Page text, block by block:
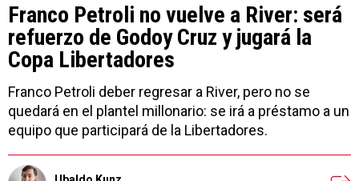
Franco Petroli no vuelve a River: será
refuerzo de Godoy Cruz y jugará la
Copa Libertadores
Franco Petroli deber regresar a River, pero no se
quedará en el plantel millonario: se irá a préstamo a un
equipo que participará de la Libertadores.